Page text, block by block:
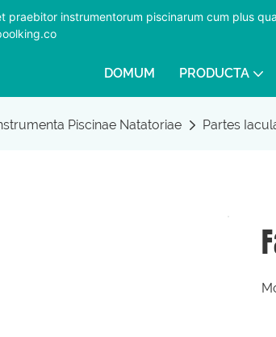
praebitor instrumentorum piscinarum cum plus
DOMUM PRODUCTA
Piscinae Natatoriae Partes